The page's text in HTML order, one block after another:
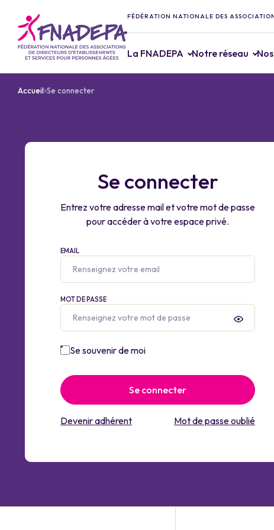
FÉDÉRATION NATIONALE DES
La FNADEPA Notre réseau
Accueil Se connecter
Se connecter
Entrez votre adresse mail et votre mot de passe
pour accéder à votre espace privé.
EMAIL
MOT DE PASSE
Se souvenir de moi
Se connecter
Devenir adhérent Mot de passe oublié